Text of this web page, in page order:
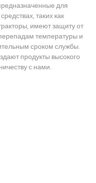
для
таких как
имеют защиту от
температуры и
сроком службы.
продукты высокого
с нами.